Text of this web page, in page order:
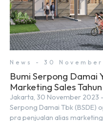
News - 30
Bumi Serpong Damai
Marketing Sales
Jakarta, 30 November 2023
Serpong Damai Tbk (BSDE)
pra penjualan alias